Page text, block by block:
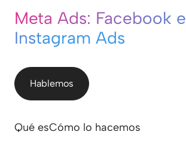
Meta Ads: Facebook e
Instagram Ads
Hablemos
Qué esCómo lo hacemos